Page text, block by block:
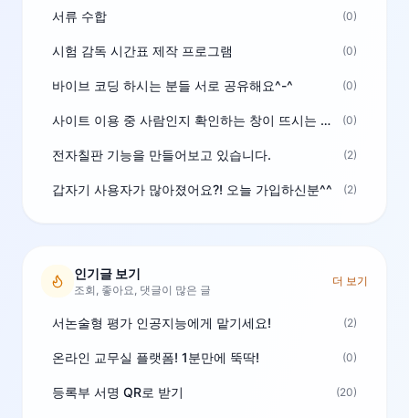
서류 수합 (0)
시험 감독 시간표 제작 프로그램 (0)
바이브 코딩 하시는 분들 서로 공유해요^-^ (0)
사이트 이용 중 사람인지 확인하는 창이 뜨시는 분은 알려주세요 (0)
전자칠판 기능을 만들어보고 있습니다. (2)
갑자기 사용자가 많아졌어요?! 오늘 가입하신분^^ (2)
인기글 보기
조회, 좋아요, 댓글이 많은 글
더 보기
서논술형 평가 인공지능에게 맡기세요! (2)
온라인 교무실 플랫폼! 1분만에 뚝딱! (0)
등록부 서명 QR로 받기 (20)